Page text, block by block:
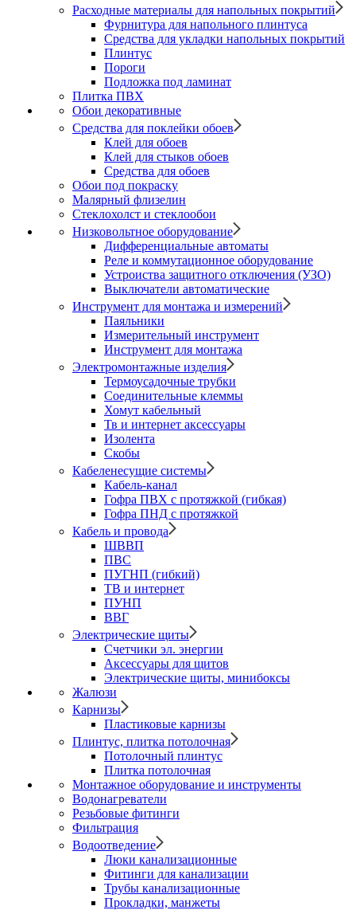
Расходные материалы для напольных покрытий
Фурнитура для напольного плинтуса
Средства для укладки напольных покрытий
Плинтус
Пороги
Подложка под ламинат
Плитка ПВХ
Обои декоративные
Средства для поклейки обоев
Клей для обоев
Клей для стыков обоев
Средства для обоев
Обои под покраску
Малярный флизелин
Стеклохолст и стеклообои
Низковольтное оборудование
Дифференциальные автоматы
Реле и коммутационное оборудование
Устроиства защитного отключения (УЗО)
Выключатели автоматические
Инструмент для монтажа и измерений
Паяльники
Измерительный инструмент
Инструмент для монтажа
Электромонтажные изделия
Термоусадочные трубки
Соединительные клеммы
Хомут кабельный
Тв и интернет аксессуары
Изолента
Скобы
Кабеленесущие системы
Кабель-канал
Гофра ПВХ с протяжкой (гибкая)
Гофра ПНД с протяжкой
Кабель и провода
ШВВП
ПВС
ПУГНП (гибкий)
ТВ и интернет
ПУНП
ВВГ
Электрические щиты
Счетчики эл. энергии
Аксессуары для щитов
Электрические щиты, минибоксы
Жалюзи
Карнизы
Пластиковые карнизы
Плинтус, плитка потолочная
Потолочный плинтус
Плитка потолочная
Монтажное оборудование и инструменты
Водонагреватели
Резьбовые фитинги
Фильтрация
Водоотведение
Люки канализационные
Фитинги для канализации
Трубы канализационные
Прокладки, манжеты